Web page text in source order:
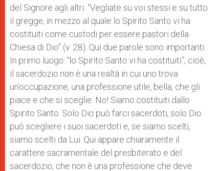
del Signore agli altri. “Vegliate su voi stessi e su tutto
il gregge, in mezzo al quale lo Spirito Santo vi ha
costituiti come custodi per essere pastori della
Chiesa di Dio” (v. 28). Qui due parole sono importanti.
In primo luogo: “lo Spirito Santo vi ha costituiti”; cioè,
il sacerdozio non è una realtà in cui uno trova
un’occupazione, una professione utile, bella, che gli
piace e che si sceglie. No! Siamo costituiti dallo
Spirito Santo. Solo Dio può farci sacerdoti, solo Dio
può scegliere i suoi sacerdoti e, se siamo scelti,
siamo scelti da Lui. Qui appare chiaramente il
carattere sacramentale del presbiterato e del
sacerdozio, che non è una professione che deve